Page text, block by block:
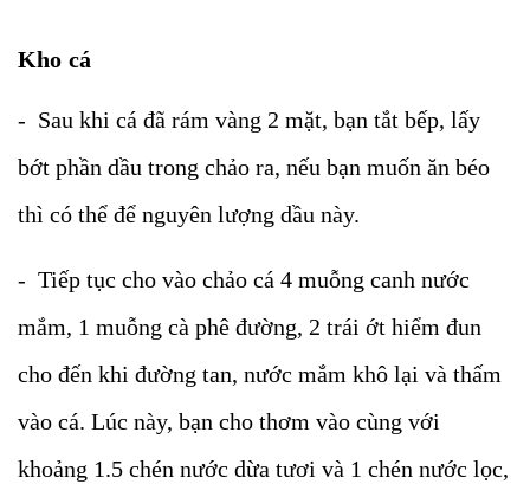
Kho cá
- Sau khi cá đã rám vàng 2 mặt, bạn tắt bếp, lấy
bớt phần dầu trong chảo ra, nếu bạn muốn ăn béo
thì có thể để nguyên lượng dầu này.
- Tiếp tục cho vào chảo cá 4 muỗng canh nước
mắm, 1 muỗng cà phê đường, 2 trái ớt hiểm đun
cho đến khi đường tan, nước mắm khô lại và thấm
vào cá. Lúc này, bạn cho thơm vào cùng với
khoảng 1.5 chén nước dừa tươi và 1 chén nước lọc,